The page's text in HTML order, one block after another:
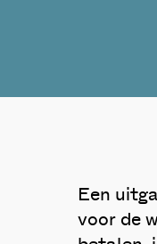
Een
voor de